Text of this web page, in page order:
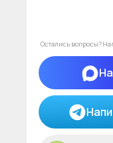
Остались вопросы?